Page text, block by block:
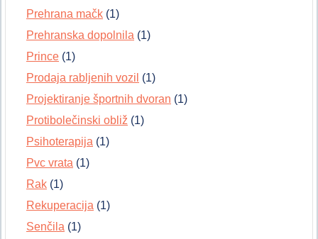
Prehrana mačk (1)
Prehranska dopolnila (1)
Prince (1)
Prodaja rabljenih vozil (1)
Projektiranje športnih dvoran (1)
Protibolečinski obliž (1)
Psihoterapija (1)
Pvc vrata (1)
Rak (1)
Rekuperacija (1)
Senčila (1)